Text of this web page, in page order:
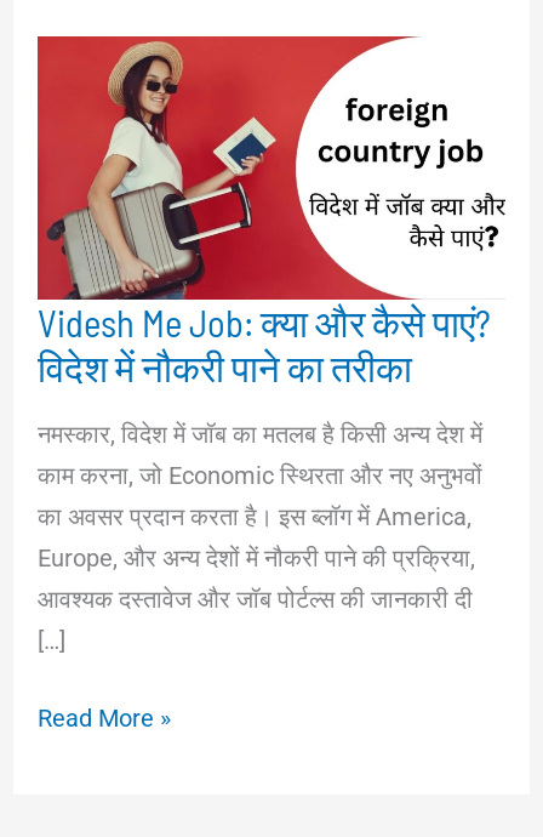
Videsh Me Job: क्या और कैसे पाएं?
विदेश में नौकरी पाने का तरीका
नमस्कार, विदेश में जॉब का मतलब है किसी अन्य देश में
काम करना, जो Economic स्थिरता और नए अनुभवों
का अवसर प्रदान करता है। इस ब्लॉग में America,
Europe, और अन्य देशों में नौकरी पाने की प्रक्रिया,
आवश्यक दस्तावेज और जॉब पोर्टल्स की जानकारी दी
[…]
Videsh
Read More »